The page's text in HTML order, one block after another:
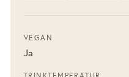
VEGAN
Ja